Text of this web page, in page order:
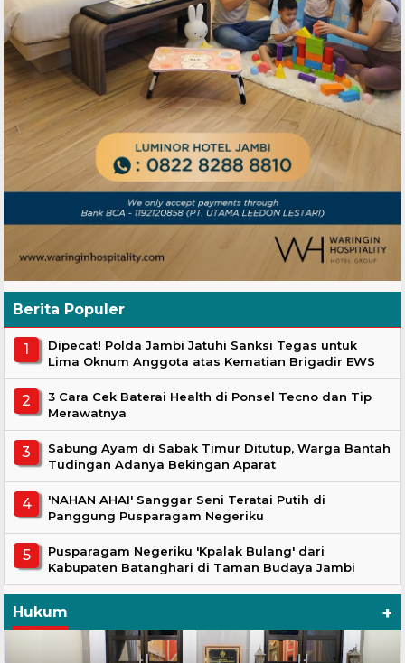
Berita Populer
Dipecat! Polda Jambi Jatuhi Sanksi Tegas untuk
Lima Oknum Anggota atas Kematian Brigadir EWS
3 Cara Cek Baterai Health di Ponsel Tecno dan Tip
Merawatnya
Sabung Ayam di Sabak Timur Ditutup, Warga Bantah
Tudingan Adanya Bekingan Aparat
'NAHAN AHAI' Sanggar Seni Teratai Putih di
Panggung Pusparagam Negeriku
Pusparagam Negeriku 'Kpalak Bulang' dari
Kabupaten Batanghari di Taman Budaya Jambi
Hukum +